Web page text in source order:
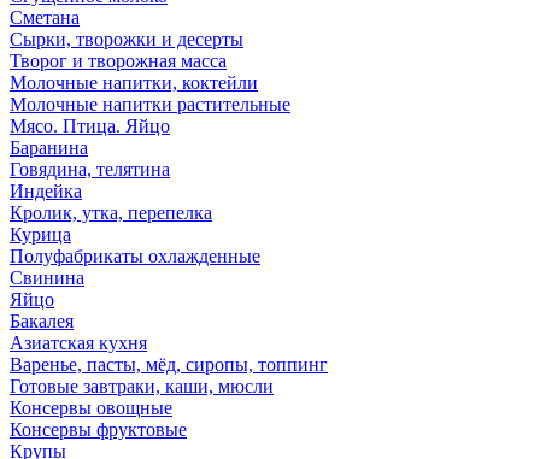
Сметана
Сырки, творожки и десерты
Творог и творожная масса
Молочные напитки, коктейли
Молочные напитки растительные
Мясо. Птица. Яйцо
Баранина
Говядина, телятина
Индейка
Кролик, утка, перепелка
Курица
Полуфабрикаты охлажденные
Свинина
Яйцо
Бакалея
Азиатская кухня
Варенье, пасты, мёд, сиропы, топпинг
Готовые завтраки, каши, мюсли
Консервы овощные
Консервы фруктовые
Крупы